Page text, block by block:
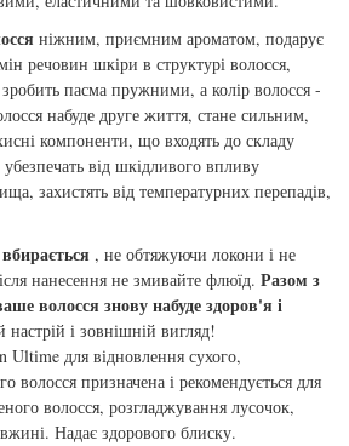
ніжним, приємним ароматом, подарує
речовин шкіри в структурі волосся,
пасма пружними, а колір волосся -
набуде друге життя, стане сильним,
компоненти, що входять до складу
від шкідливого впливу
захистять від температурних перепадів,
, не обтяжуючи локони і не
нанесення не змивайте флюїд. Разом з
волосся знову набуде здоров'я і
і зовнішній вигляд!
Ultime для відновлення сухого,
волосся призначена і рекомендується для
волосся, розгладжування лусочок,
Надає здорового блиску.
для чоловіків: для
кольору волосся
та окислювачі
Blond
рішення для краси
зволоження